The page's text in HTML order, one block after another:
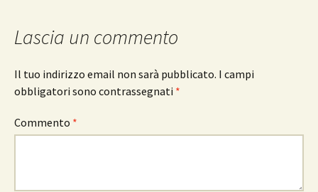
Lascia un commento
Il tuo indirizzo email non sarà pubblicato. I campi
obbligatori sono contrassegnati *
Commento *